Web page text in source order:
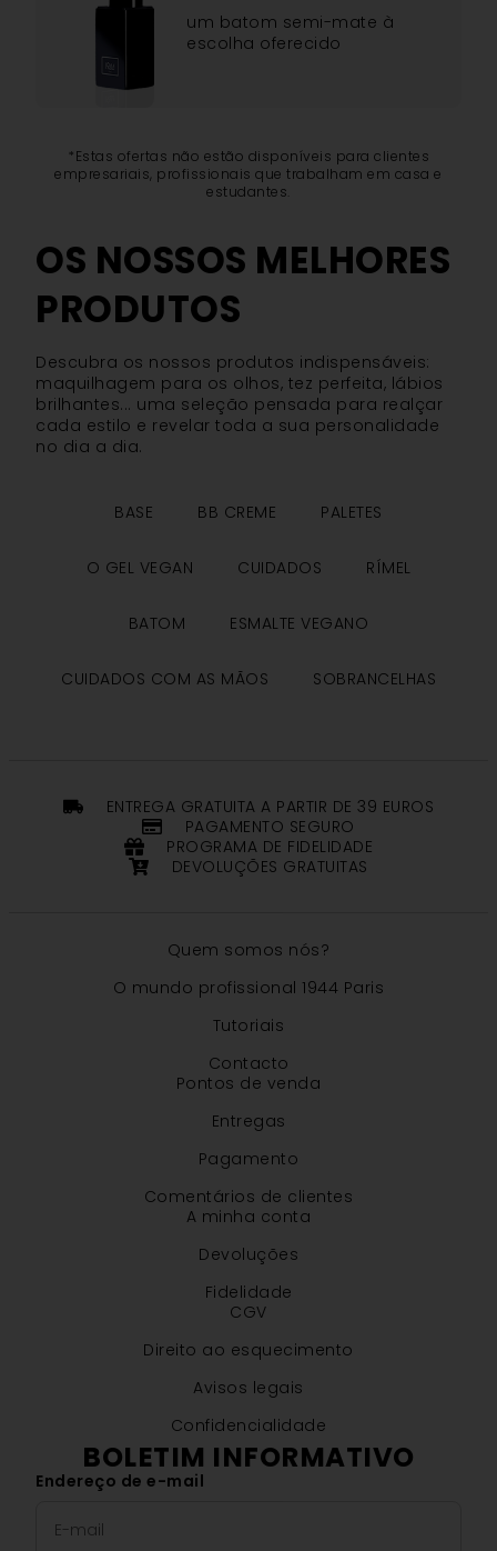
um batom semi-mate à
escolha oferecido
*Estas ofertas não estão disponíveis para clientes
empresariais, profissionais que trabalham em casa e
estudantes.
OS NOSSOS MELHORES
PRODUTOS
Descubra os nossos produtos indispensáveis:
maquilhagem para os olhos, tez perfeita, lábios
brilhantes... uma seleção pensada para realçar
cada estilo e revelar toda a sua personalidade
no dia a dia.
BASE BB CREME PALETES
O GEL VEGAN CUIDADOS RÍMEL
BATOM ESMALTE VEGANO
CUIDADOS COM AS MÃOS SOBRANCELHAS
ENTREGA GRATUITA A PARTIR DE 39 EUROS
PAGAMENTO SEGURO
PROGRAMA DE FIDELIDADE
DEVOLUÇÕES GRATUITAS
Quem somos nós?
O mundo profissional 1944 Paris
Tutoriais
Contacto
Pontos de venda
Entregas
Pagamento
Comentários de clientes
A minha conta
Devoluções
Fidelidade
CGV
Direito ao esquecimento
Avisos legais
Confidencialidade
BOLETIM INFORMATIVO
Endereço de e-mail